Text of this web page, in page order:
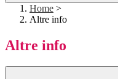
Home >
Altre info
Altre info